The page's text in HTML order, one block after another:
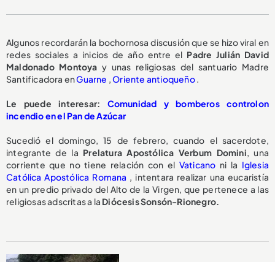
Algunos recordarán la bochornosa discusión que se hizo viral en
redes sociales a inicios de año entre el Padre Julián David
Maldonado Montoya y unas religiosas del santuario Madre
Santificadora enGuarne ,Oriente antioqueño.
Le puede interesar: Comunidad y bomberos controlon
incendio en el Pan de Azúcar
Sucedió el domingo, 15 de febrero, cuando el sacerdote,
integrante de la Prelatura Apostólica Verbum Domini, una
corriente que no tiene relación con el Vaticano ni la Iglesia
Católica Apostólica Romana , intentara realizar una eucaristía
en un predio privado del Alto de la Virgen, que pertenece a las
religiosas adscritas a la Diócesis Sonsón-Rionegro.